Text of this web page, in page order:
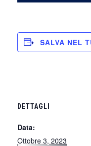
SALVA NEL
DETTAGLI
Data:
Ottobre 3, 2023